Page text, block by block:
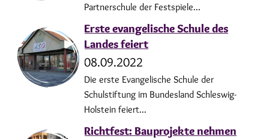
Partnerschule der Festspiele...
Erste evangelische Schule des
Landes feiert
08.09.2022
Die erste Evangelische Schule der
Schulstiftung im Bundesland Schleswig-
Holstein feiert...
Richtfest: Bauprojekte nehmen